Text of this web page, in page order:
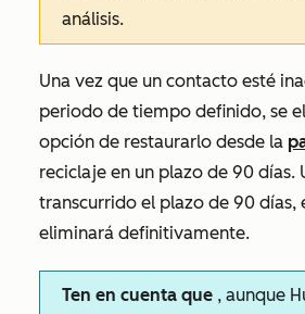
análisis.
Una vez que un contacto esté
periodo de tiempo definido, se
opción de restaurarlo desde la
reciclaje en un plazo de 90 días.
transcurrido el plazo de 90 días,
eliminará definitivamente.
Ten en cuenta que , aunque